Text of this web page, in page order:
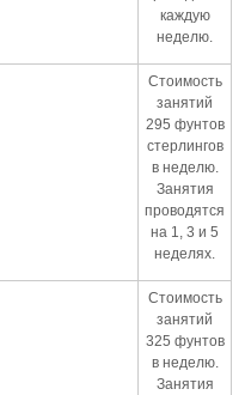
каждую
неделю.
Стоимость
занятий
295 фунтов
стерлингов
в неделю.
Занятия
проводятся
на 1, 3 и 5
неделях.
Стоимость
занятий
325 фунтов
в неделю.
Занятия